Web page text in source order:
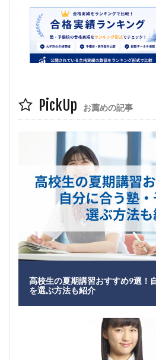
PickUp お薦めの記事
高校生の夏期講習おすすめ9選！
を選ぶ方法も紹介